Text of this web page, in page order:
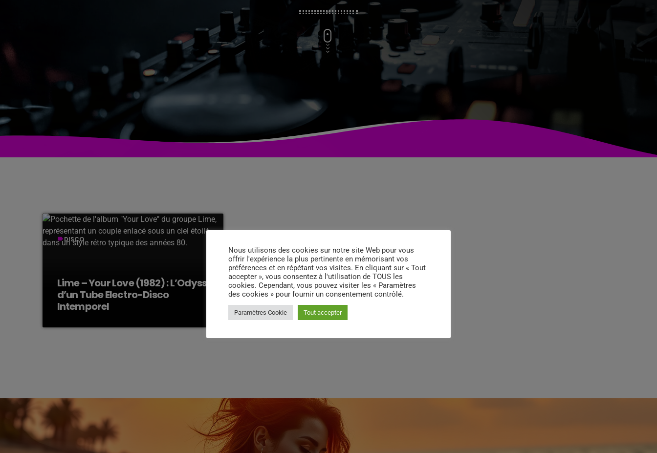
label DISCO
Lime – Your Love (1982) : L’Odyssée
d’un Tube Electro-Disco
Intemporel
Nous utilisons des cookies sur notre site Web pour vous
offrir l'expérience la plus pertinente en mémorisant vos
préférences et en répétant vos visites. En cliquant sur « Tout
accepter », vous consentez à l'utilisation de TOUS les
cookies. Cependant, vous pouvez visiter les « Paramètres
des cookies » pour fournir un consentement contrôlé.
Paramètres Cookie Tout accepter